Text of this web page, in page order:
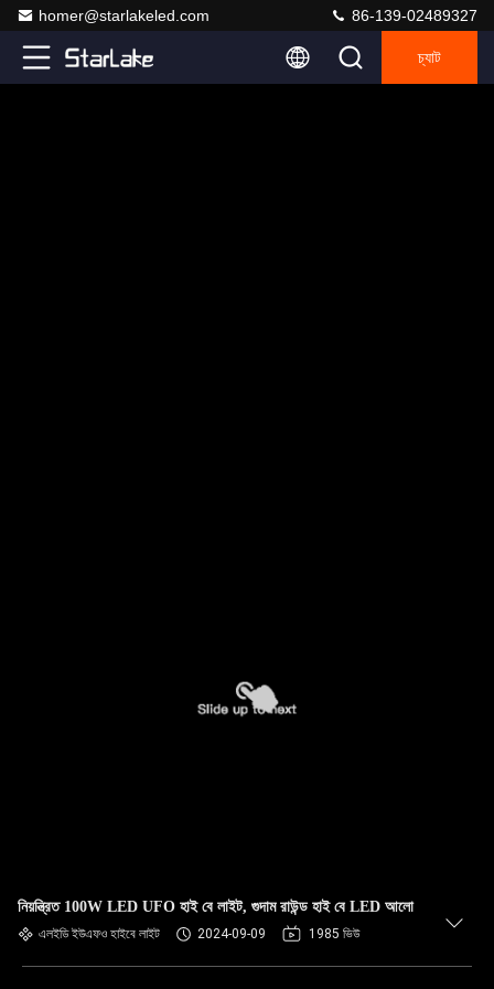
homer@starlakeled.com 86-139-02489327
চ্যাট
নিয়ন্ত্রিত 100W LED UFO হাই বে লাইট, গুদাম রাউন্ড হাই বে LED আলো
এলইডি ইউএফও হাইবে লাইট 2024-09-09 1985 ভিউ